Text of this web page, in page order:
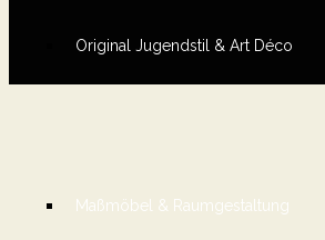
Original Jugendstil & Art Déco
Maßmöbel & Raumgestaltung